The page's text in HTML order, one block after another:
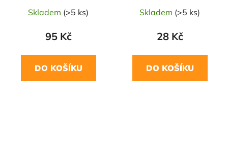
Skladem (>5 ks)
95 Kč
DO KOŠÍKU
Skladem (>5 ks)
28 Kč
DO KOŠÍKU